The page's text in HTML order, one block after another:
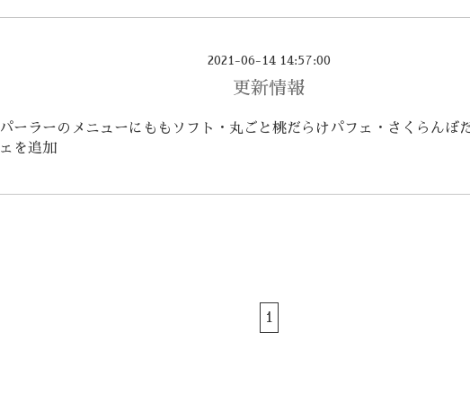
2021-06-14 14:57:00
更新情報
パーラーのメニューにももソフト・丸ごと桃だらけパフェ・さくらんぼ
ェを追加
1